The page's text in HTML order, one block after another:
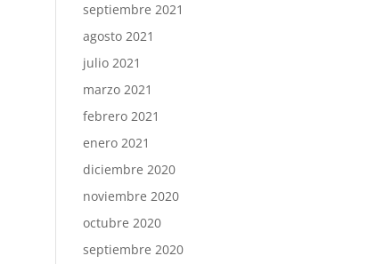
septiembre 2021
agosto 2021
julio 2021
marzo 2021
febrero 2021
enero 2021
diciembre 2020
noviembre 2020
octubre 2020
septiembre 2020